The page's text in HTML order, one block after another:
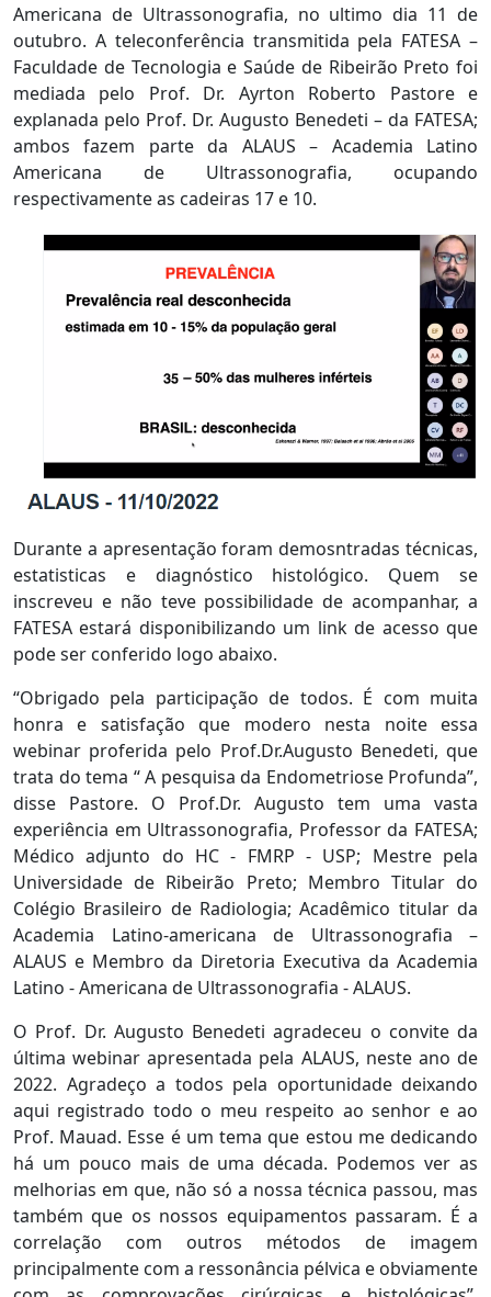
Americana de Ultrassonografia, no ultimo dia 11 de
outubro. A teleconferência transmitida pela FATESA –
Faculdade de Tecnologia e Saúde de Ribeirão Preto foi
mediada pelo Prof. Dr. Ayrton Roberto Pastore e
explanada pelo Prof. Dr. Augusto Benedeti – da FATESA;
ambos fazem parte da ALAUS – Academia Latino
Americana de Ultrassonografia, ocupando
respectivamente as cadeiras 17 e 10.
Durante a apresentação foram demosntradas técnicas,
estatisticas e diagnóstico histológico. Quem se
inscreveu e não teve possibilidade de acompanhar, a
FATESA estará disponibilizando um link de acesso que
pode ser conferido logo abaixo.
“Obrigado pela participação de todos. É com muita
honra e satisfação que modero nesta noite essa
webinar proferida pelo Prof.Dr.Augusto Benedeti, que
trata do tema “ A pesquisa da Endometriose Profunda”,
disse Pastore. O Prof.Dr. Augusto tem uma vasta
experiência em Ultrassonografia, Professor da FATESA;
Médico adjunto do HC - FMRP - USP; Mestre pela
Universidade de Ribeirão Preto; Membro Titular do
Colégio Brasileiro de Radiologia; Acadêmico titular da
Academia Latino-americana de Ultrassonografia –
ALAUS e Membro da Diretoria Executiva da Academia
Latino - Americana de Ultrassonografia - ALAUS.
O Prof. Dr. Augusto Benedeti agradeceu o convite da
última webinar apresentada pela ALAUS, neste ano de
2022. Agradeço a todos pela oportunidade deixando
aqui registrado todo o meu respeito ao senhor e ao
Prof. Mauad. Esse é um tema que estou me dedicando
há um pouco mais de uma década. Podemos ver as
melhorias em que, não só a nossa técnica passou, mas
também que os nossos equipamentos passaram. É a
correlação com outros métodos de imagem
principalmente com a ressonância pélvica e obviamente